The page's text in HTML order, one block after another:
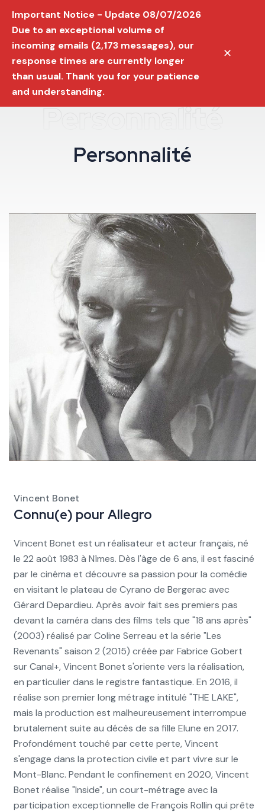
Personnalité
Personnalité
Vincent Bonet
Connu(e) pour Allegro
Vincent Bonet est un réalisateur et acteur français, né
le 22 août 1983 à Nîmes. Dès l'âge de 6 ans, il est fasciné
par le cinéma et découvre sa passion pour la comédie
en visitant le plateau de Cyrano de Bergerac avec
Gérard Depardieu. Après avoir fait ses premiers pas
devant la caméra dans des films tels que "18 ans après"
(2003) réalisé par Coline Serreau et la série "Les
Revenants" saison 2 (2015) créée par Fabrice Gobert
sur Canal+, Vincent Bonet s'oriente vers la réalisation,
en particulier dans le registre fantastique. En 2016, il
réalise son premier long métrage intitulé "THE LAKE",
mais la production est malheureusement interrompue
brutalement suite au décès de sa fille Elune en 2017.
Profondément touché par cette perte, Vincent
s'engage dans la protection civile et part vivre sur le
Mont-Blanc. Pendant le confinement en 2020, Vincent
Bonet réalise "Inside", un court-métrage avec la
participation exceptionnelle de François Rollin qui prête
Important Notice - Update 08/07/2026
Due to an exceptional volume of
incoming emails (2,173 messages), our
response times are currently longer
than usual. Thank you for your patience
and understanding.
✕